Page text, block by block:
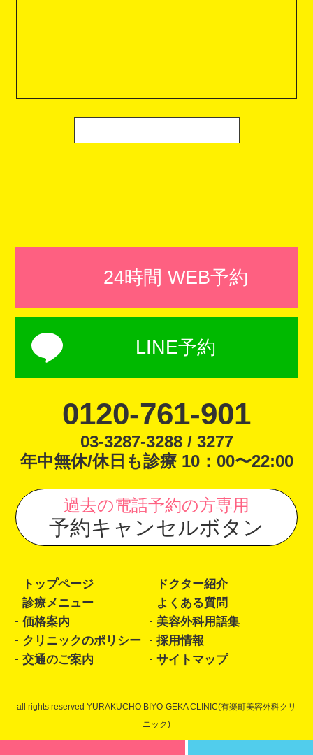
24時間 WEB予約
LINE予約
0120-761-901
03-3287-3288 / 3277
年中無休/休日も診療 10：00〜22:00
過去の電話予約の方専用
予約キャンセルボタン
トップページ
ドクター紹介
診療メニュー
よくある質問
価格案内
美容外科用語集
クリニックのポリシー
採用情報
交通のご案内
サイトマップ
all rights reserved YURAKUCHO BIYO-GEKA CLINIC(有楽町美容外科クリ
ニック)